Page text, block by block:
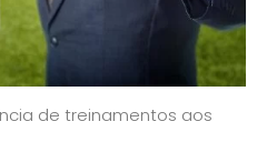
de treinamentos aos